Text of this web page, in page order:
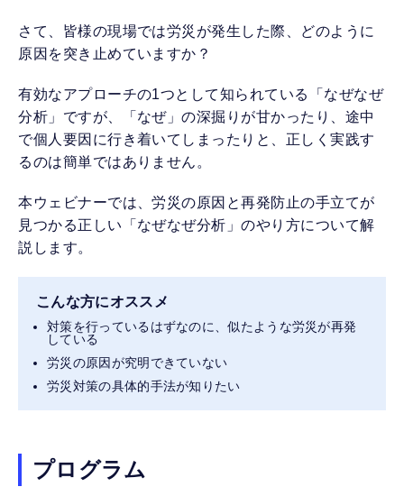
さて、皆様の現場では労災が発生した際、どのように
原因を突き止めていますか？
有効なアプローチの1つとして知られている「なぜなぜ
分析」ですが、「なぜ」の深掘りが甘かったり、途中
で個人要因に行き着いてしまったりと、正しく実践す
るのは簡単ではありません。
本ウェビナーでは、労災の原因と再発防止の手立てが
見つかる正しい「なぜなぜ分析」のやり方について解
説します。
こんな方にオススメ
対策を行っているはずなのに、似たような労災が再発
している
労災の原因が究明できていない
労災対策の具体的手法が知りたい
プログラム